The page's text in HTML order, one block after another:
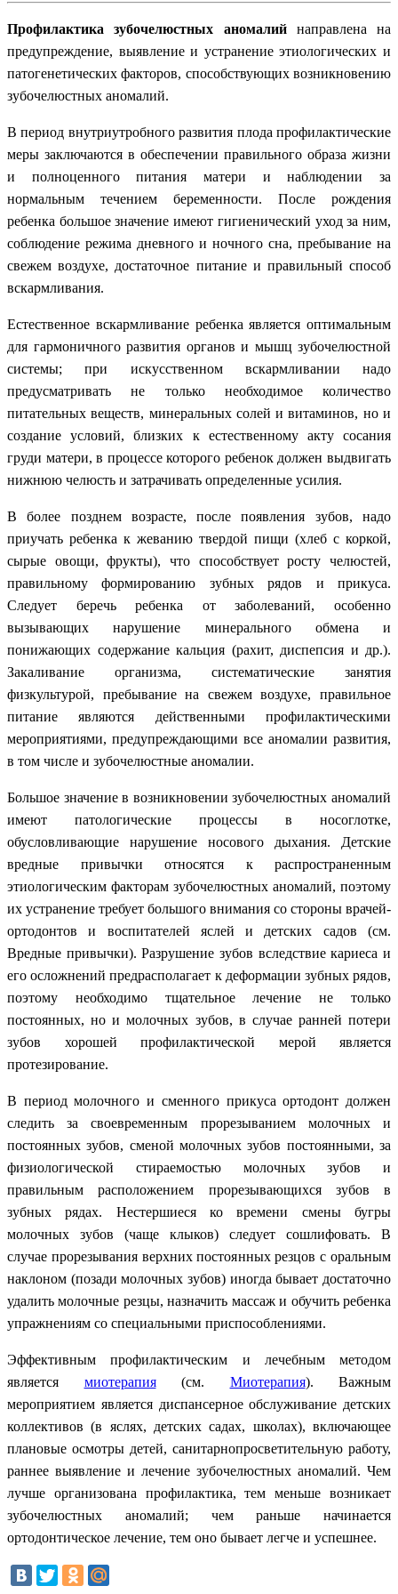
Профилактика зубочелюстных аномалийнаправлена на
предупреждение, выявление и устранение этиологических и
патогенетических факторов, способствующих возникновению
зубочелюстных аномалий.
В период внутриутробного развития плода профилактические
меры заключаются в обеспечении правильного образа жизни
и полноценного питания матери и наблюдении за
нормальным течением беременности. После рождения
ребенка большое значение имеют гигиенический уход за ним,
соблюдение режима дневного и ночного сна, пребывание на
свежем воздухе, достаточное питание и правильный способ
вскармливания.
Естественное вскармливание ребенка является оптимальным
для гармоничного развития органов и мышц зубочелюстной
системы; при искусственном вскармливании надо
предусматривать не только необходимое количество
питательных веществ, минеральных солей и витаминов, но и
создание условий, близких к естественному акту сосания
груди матери, в процессе которого ребенок должен выдвигать
нижнюю челюсть и затрачивать определенные усилия.
В более позднем возрасте, после появления зубов, надо
приучать ребенка к жеванию твердой пищи (хлеб с коркой,
сырые овощи, фрукты), что способствует росту челюстей,
правильному формированию зубных рядов и прикуса.
Следует беречь ребенка от заболеваний, особенно
вызывающих нарушение минерального обмена и
понижающих содержание кальция (рахит, диспепсия и др.).
Закаливание организма, систематические занятия
физкультурой, пребывание на свежем воздухе, правильное
питание являются действенными профилактическими
мероприятиями, предупреждающими все аномалии развития,
в том числе и зубочелюстные аномалии.
Большое значение в возникновении зубочелюстных аномалий
имеют патологические процессы в носоглотке,
обусловливающие нарушение носового дыхания. Детские
вредные привычки относятся к распространенным
этиологическим факторам зубочелюстных аномалий, поэтому
их устранение требует большого внимания со стороны врачей-
ортодонтов и воспитателей яслей и детских садов (см.
Вредные привычки). Разрушение зубов вследствие кариеса и
его осложнений предрасполагает к деформации зубных рядов,
поэтому необходимо тщательное лечение не только
постоянных, но и молочных зубов, в случае ранней потери
зубов хорошей профилактической мерой является
протезирование.
В период молочного и сменного прикуса ортодонт должен
следить за своевременным прорезыванием молочных и
постоянных зубов, сменой молочных зубов постоянными, за
физиологической стираемостью молочных зубов и
правильным расположением прорезывающихся зубов в
зубных рядах. Нестершиеся ко времени смены бугры
молочных зубов (чаще клыков) следует сошлифовать. В
случае прорезывания верхних постоянных резцов с оральным
наклоном (позади молочных зубов) иногда бывает достаточно
удалить молочные резцы, назначить массаж и обучить ребенка
упражнениям со специальными приспособлениями.
Эффективным профилактическим и лечебным методом
является миотерапия(см. Миотерапия). Важным
мероприятием является диспансерное обслуживание детских
коллективов (в яслях, детских садах, школах), включающее
плановые осмотры детей, санитарнопросветительную работу,
раннее выявление и лечение зубочелюстных аномалий. Чем
лучше организована профилактика, тем меньше возникает
зубочелюстных аномалий; чем раньше начинается
ортодонтическое лечение, тем оно бывает легче и успешнее.